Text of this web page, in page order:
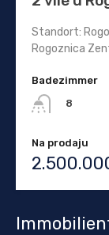
Standort:
Rogoznica
Badezimmer
8
Na prodaju